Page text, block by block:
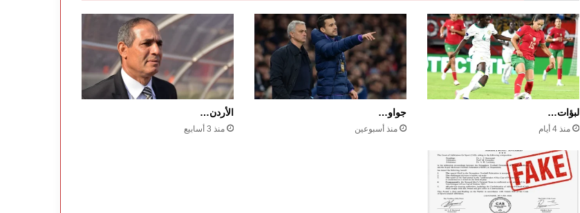
لبؤات…
منذ 4 أيام
جواو…
منذ أسبوعين
الأردن…
منذ 3 أسابيع